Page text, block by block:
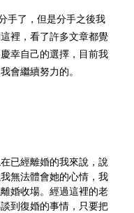
手了，但是分手之後我
裡，看了許多文章都覺
幸自己的選擇，目前我
會繼續努力的。
已經離婚的我來說，說
無法體會她的心情，我
婚收場。經過這裡的老
到復婚的事情，只要把